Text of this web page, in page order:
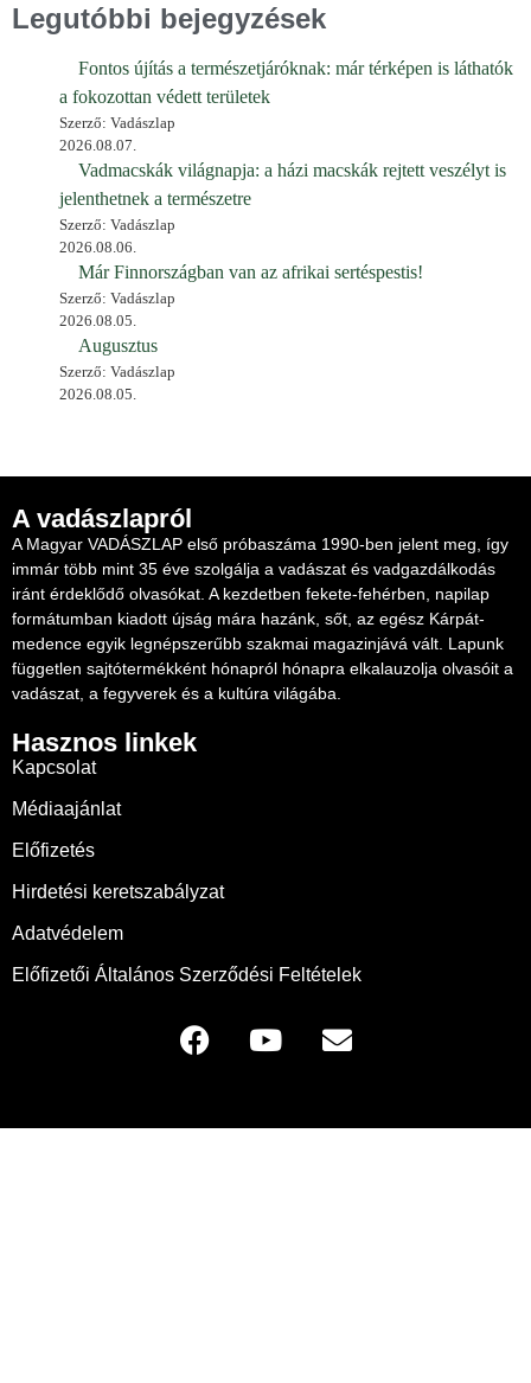
Legutóbbi bejegyzések
Fontos újítás a természetjáróknak: már térképen is láthatók
a fokozottan védett területek
Szerző: Vadászlap
2026.08.07.
Vadmacskák világnapja: a házi macskák rejtett veszélyt is
jelenthetnek a természetre
Szerző: Vadászlap
2026.08.06.
Már Finnországban van az afrikai sertéspestis!
Szerző: Vadászlap
2026.08.05.
Augusztus
Szerző: Vadászlap
2026.08.05.
A vadászlapról
A Magyar VADÁSZLAP első próbaszáma 1990-ben jelent meg, így
immár több mint 35 éve szolgálja a vadászat és vadgazdálkodás
iránt érdeklődő olvasókat. A kezdetben fekete-fehérben, napilap
formátumban kiadott újság mára hazánk, sőt, az egész Kárpát-
medence egyik legnépszerűbb szakmai magazinjává vált. Lapunk
független sajtótermékként hónapról hónapra elkalauzolja olvasóit a
vadászat, a fegyverek és a kultúra világába.
Hasznos linkek
Kapcsolat
Médiaajánlat
Előfizetés
Hirdetési keretszabályzat
Adatvédelem
Előfizetői Általános Szerződési Feltételek